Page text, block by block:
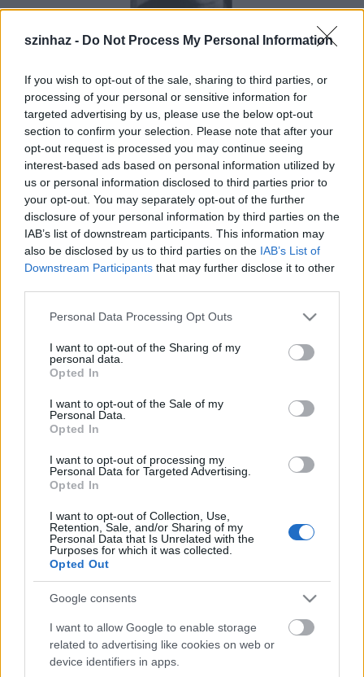
szinhaz - Do Not Process My Personal Information
If you wish to opt-out of the sale, sharing to third parties, or
processing of your personal or sensitive information for
targeted advertising by us, please use the below opt-out
section to confirm your selection. Please note that after your
opt-out request is processed you may continue seeing
interest-based ads based on personal information utilized by
us or personal information disclosed to third parties prior to
your opt-out. You may separately opt-out of the further
disclosure of your personal information by third parties on the
IAB’s list of downstream participants. This information may
also be disclosed by us to third parties on the IAB’s List of
Downstream Participants that may further disclose it to other
Please note that this website/app uses one or more Google
not limited to your visit or usage behaviour. You may click to
grant or deny consent to Google and its third-party tags to
use your data for below specified purposes in below Google
consent section.
Personal Data Processing Opt Outs
I want to opt-out of the Sharing of my
personal data.
Opted In
I want to opt-out of the Sale of my
Personal Data.
Opted In
I want to opt-out of processing my
Personal Data for Targeted Advertising.
Opted In
I want to opt-out of Collection, Use,
Retention, Sale, and/or Sharing of my
Personal Data that Is Unrelated with the
Purposes for which it was collected.
Opted Out
Google consents
I want to allow Google to enable storage
related to advertising like cookies on web or
device identifiers in apps.
Georges BaalBudapesten érettségizett, 1956
decembere óta élt Franciaországban, ahol 1965-ben
biológiai, 1974-ben pedig pszichológiai doktorátust
szerzett. A tudományos akadémiának megfelelő
Centre National de Recherche Scientifique (CNRS)
munkatársaként a színjátéknak a pszichoanalízisben
és terápiában való felhasználásának lehetőségeit,
valamint a francia és magyar szürrealista
színházművészet történetét kutatta.
A párizsi Pompidou Központban több magyar
drámát is bemutatott felolvasó-előadásokon:
Madách Imre Az ember tragédiáját 1984-ben, Déry
Tibor Óriáscsecsemő, Ébredjetek fel, Mit eszik
Pesszimista komédia című drámáját 1992-ben.
Több mint négy évtizedes színházi munkássága
Magyarországon a Szkéné Színházhoz, a 25.
Színházhoz, Franciaországban pedig saját
társulatához, az 1973-ben alapított ATRAAL színházi
csoporthoz (Atelier de Recherche Théatrale) köthető.
Velük dolgozta ki pszichoanalízisre és
mozgásszínházra alapozott terápiás módszerét,
amelynek lényege, hogy a részvevők saját
személyiségük legmélyebb, legrejtettebb vonásait is
szabadon és veszélytelenül mutathatják be.
Shakespeare, Lautréamont, József Attila vagy Déry